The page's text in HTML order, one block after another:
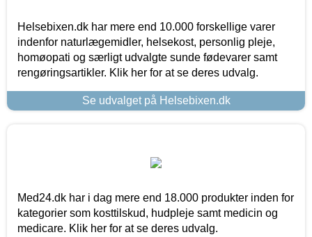
Helsebixen.dk har mere end 10.000 forskellige varer
indenfor naturlægemidler, helsekost, personlig pleje,
homøopati og særligt udvalgte sunde fødevarer samt
rengøringsartikler. Klik her for at se deres udvalg.
Se udvalget på Helsebixen.dk
Med24.dk har i dag mere end 18.000 produkter inden for
kategorier som kosttilskud, hudpleje samt medicin og
medicare. Klik her for at se deres udvalg.